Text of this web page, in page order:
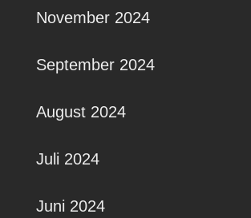
November 2024
September 2024
August 2024
Juli 2024
Juni 2024